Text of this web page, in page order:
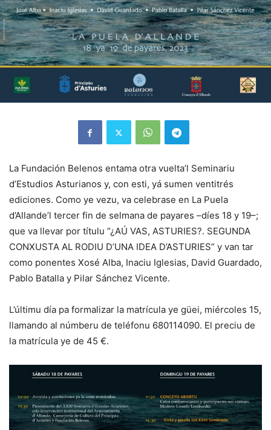
La Fundación Belenos entama otra vuelta’l Seminariu
d’Estudios Asturianos y, con esti, yá sumen ventitrés
ediciones. Como ye vezu, va celebrase en La Puela
d’Allande’l tercer fin de selmana de payares –díes 18 y 19–;
que va llevar por títulu “¿AÚ VAS, ASTURIES?. SEGUNDA
CONXUSTA AL RODIU D’UNA IDEA D’ASTURIES” y van tar
como ponentes Xosé Alba, Inaciu Iglesias, David Guardado,
Pablo Batalla y Pilar Sánchez Vicente.
L’últimu día pa formalizar la matrícula ye güei, miércoles 15,
llamando al númberu de teléfonu 680114090. El preciu de
la matrícula ye de 45 €.